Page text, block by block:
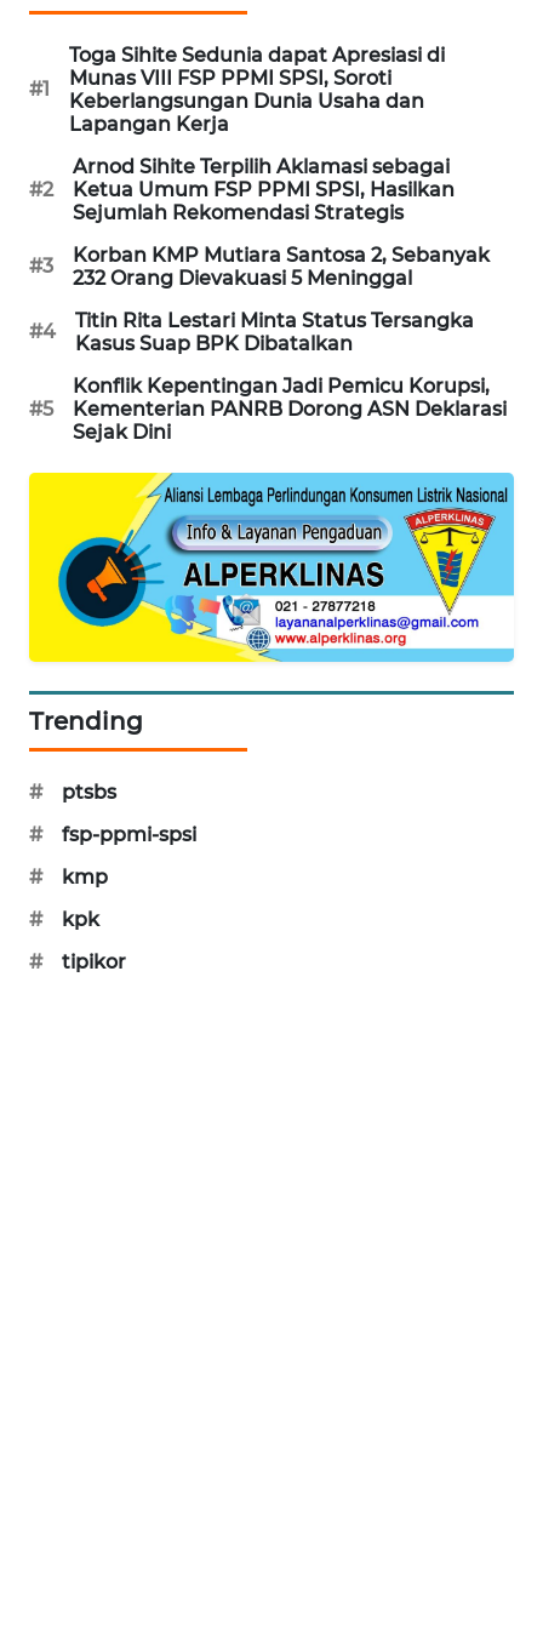
#1
Toga Sihite Sedunia dapat Apresiasi di
Munas VIII FSP PPMI SPSI, Soroti
Keberlangsungan Dunia Usaha dan
Lapangan Kerja
#2
Arnod Sihite Terpilih Aklamasi sebagai
Ketua Umum FSP PPMI SPSI, Hasilkan
Sejumlah Rekomendasi Strategis
#3
Korban KMP Mutiara Santosa 2, Sebanyak
232 Orang Dievakuasi 5 Meninggal
#4
Titin Rita Lestari Minta Status Tersangka
Kasus Suap BPK Dibatalkan
#5
Konflik Kepentingan Jadi Pemicu Korupsi,
Kementerian PANRB Dorong ASN Deklarasi
Sejak Dini
Trending
#
ptsbs
#
fsp-ppmi-spsi
#
kmp
#
kpk
#
tipikor
DESA
WISATA
LAPAK
WAHANA
Network
KONSUMEN
LISTRIK
MASYARAKAT
KELISTRIKAN
MAWAKA
ID
NET
WATCH
MKLI
LPKKI